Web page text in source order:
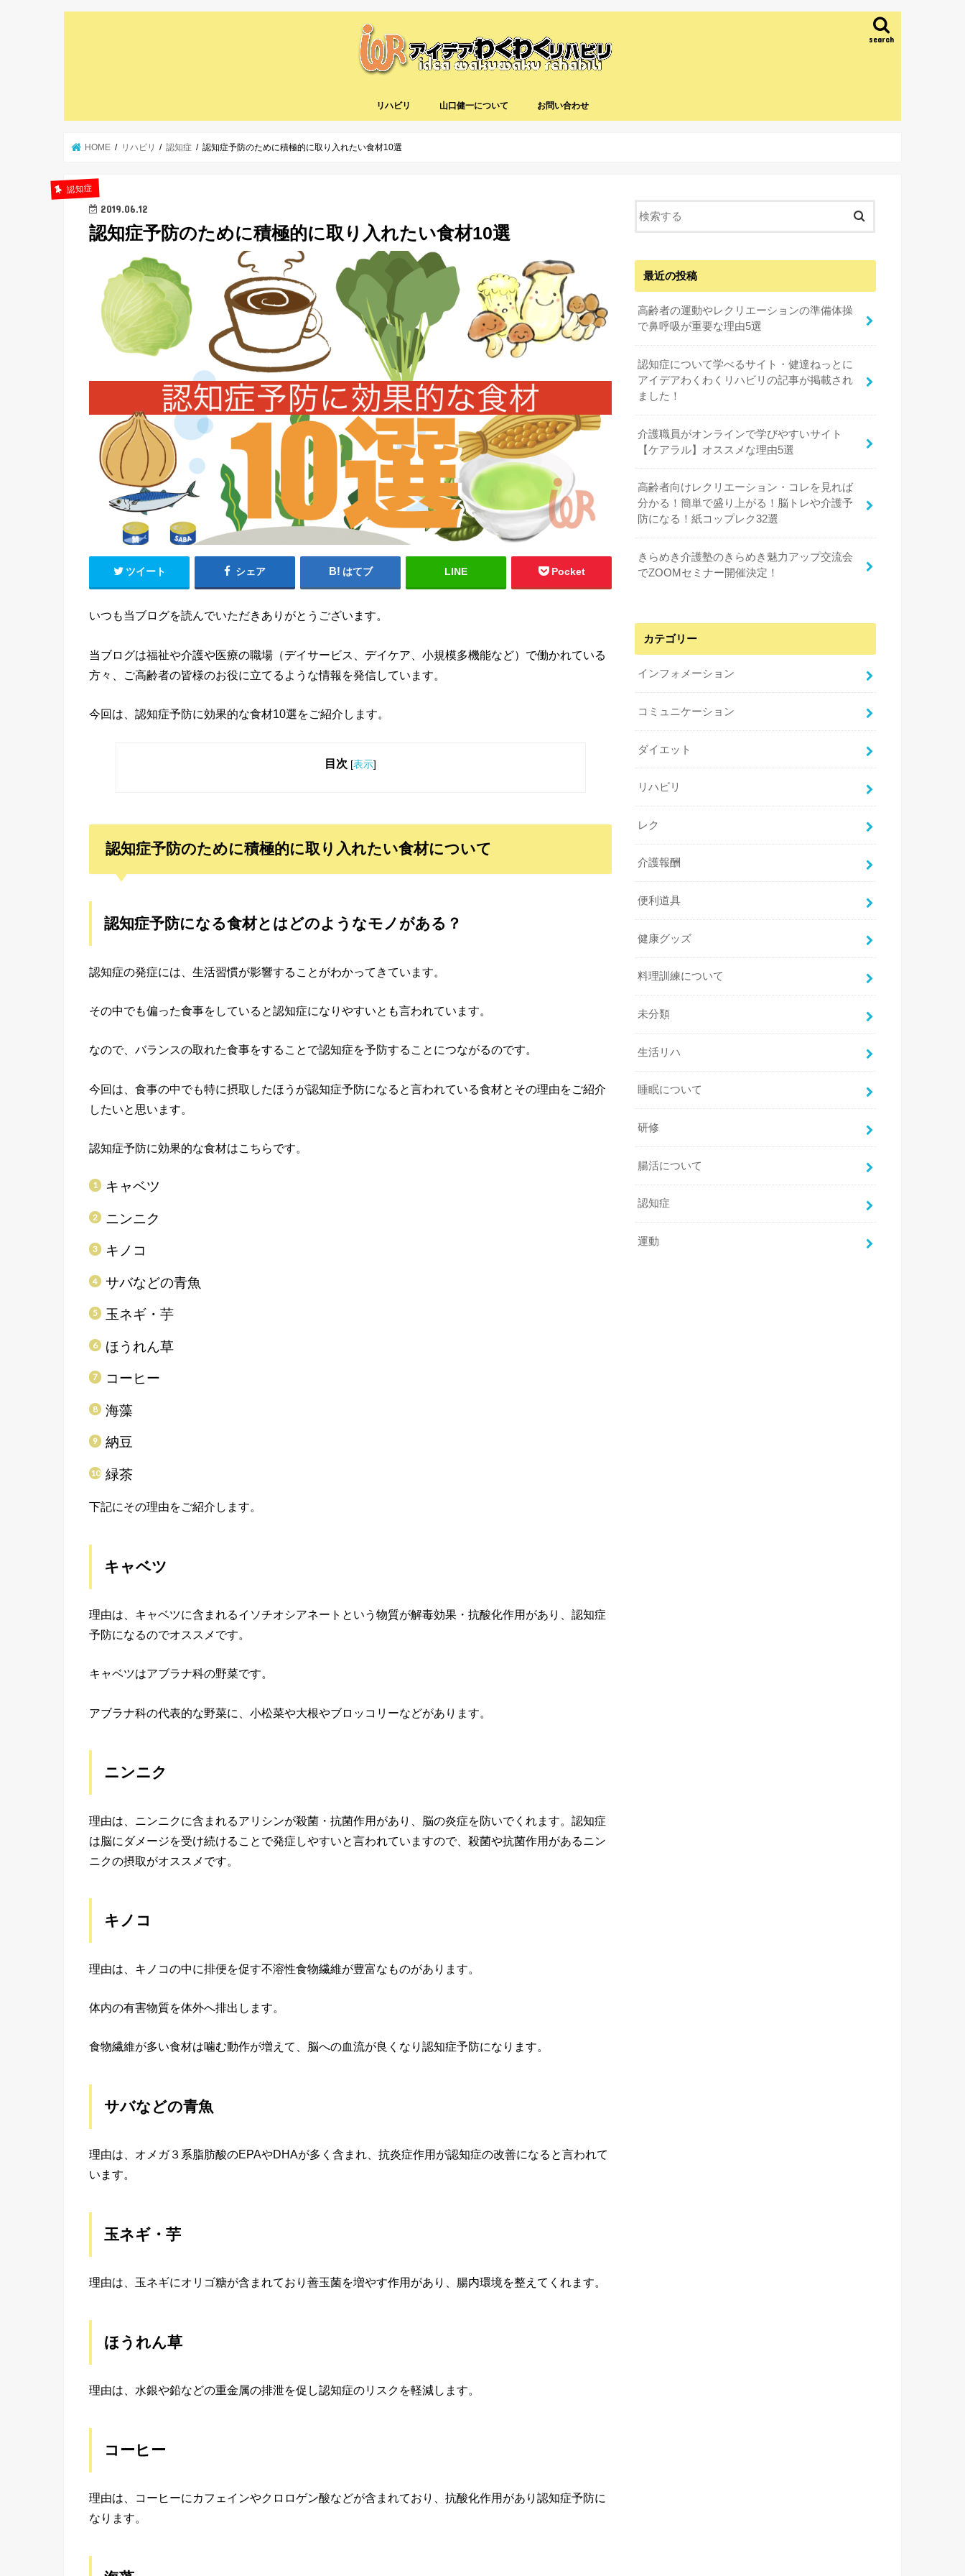
search
リハビリ 山口健一について お問い合わせ
HOME リハビリ 認知症 認知症予防のために積極的に取り入れたい食材10選
認知症
2019.06.12
認知症予防のために積極的に取り入れたい食材10選
ツイート シェア はてブ LINE Pocket
いつも当ブログを読んでいただきありがとうございます。
当ブログは福祉や介護や医療の職場（デイサービス、デイケア、小規模多機能など）で働かれている
方々、ご高齢者の皆様のお役に立てるような情報を発信しています。
今回は、認知症予防に効果的な食材10選をご紹介します。
目次 [表示]
認知症予防のために積極的に取り入れたい食材について
認知症予防になる食材とはどのようなモノがある？
認知症の発症には、生活習慣が影響することがわかってきています。
その中でも偏った食事をしていると認知症になりやすいとも言われています。
なので、バランスの取れた食事をすることで認知症を予防することにつながるのです。
今回は、食事の中でも特に摂取したほうが認知症予防になると言われている食材とその理由をご紹介
したいと思います。
認知症予防に効果的な食材はこちらです。
キャベツ
ニンニク
キノコ
サバなどの青魚
玉ネギ・芋
ほうれん草
コーヒー
海藻
納豆
緑茶
下記にその理由をご紹介します。
キャベツ
理由は、キャベツに含まれるイソチオシアネートという物質が解毒効果・抗酸化作用があり、認知症
予防になるのでオススメです。
キャベツはアブラナ科の野菜です。
アブラナ科の代表的な野菜に、小松菜や大根やブロッコリーなどがあります。
ニンニク
理由は、ニンニクに含まれるアリシンが殺菌・抗菌作用があり、脳の炎症を防いでくれます。認知症
は脳にダメージを受け続けることで発症しやすいと言われていますので、殺菌や抗菌作用があるニン
ニクの摂取がオススメです。
キノコ
理由は、キノコの中に排便を促す不溶性食物繊維が豊富なものがあります。
体内の有害物質を体外へ排出します。
食物繊維が多い食材は噛む動作が増えて、脳への血流が良くなり認知症予防になります。
サバなどの青魚
理由は、オメガ３系脂肪酸のEPAやDHAが多く含まれ、抗炎症作用が認知症の改善になると言われて
います。
玉ネギ・芋
理由は、玉ネギにオリゴ糖が含まれており善玉菌を増やす作用があり、腸内環境を整えてくれます。
ほうれん草
理由は、水銀や鉛などの重金属の排泄を促し認知症のリスクを軽減します。
コーヒー
理由は、コーヒーにカフェインやクロロゲン酸などが含まれており、抗酸化作用があり認知症予防に
なります。
最近の投稿
高齢者の運動やレクリエーションの準備体操
で鼻呼吸が重要な理由5選
認知症について学べるサイト・健達ねっとに
アイデアわくわくリハビリの記事が掲載され
ました！
介護職員がオンラインで学びやすいサイト
【ケアラル】オススメな理由5選
高齢者向けレクリエーション・コレを見れば
分かる！簡単で盛り上がる！脳トレや介護予
防になる！紙コップレク32選
きらめき介護塾のきらめき魅力アップ交流会
でZOOMセミナー開催決定！
カテゴリー
インフォメーション
コミュニケーション
ダイエット
リハビリ
レク
介護報酬
便利道具
健康グッズ
料理訓練について
未分類
生活リハ
睡眠について
研修
腸活について
認知症
運動